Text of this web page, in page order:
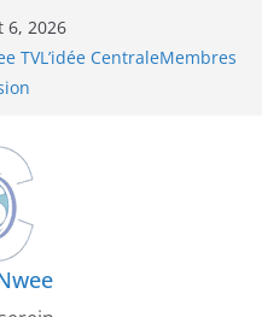
6, 2026
TVL’idée CentraleMembres